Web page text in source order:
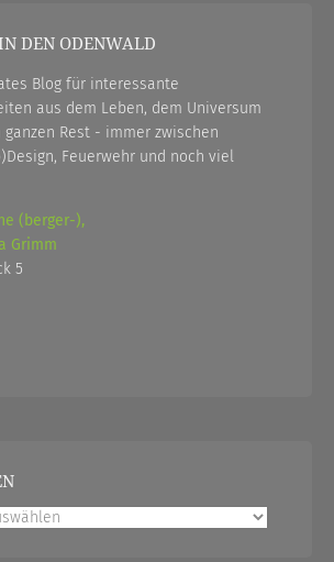
DEN ODENWALD
Blog für interessante
aus dem Leben, dem Universum
Rest - immer zwischen
Feuerwehr und noch viel
(berger-),
Grimm
5